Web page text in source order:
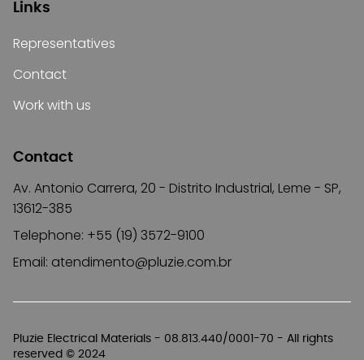
Pluzie Electrical Materials - 08.813.440/0001-70 - All rights
reserved © 2024
Links
Representatives
Contact
Work with us
Contact
Av. Antonio Carrera, 20 - Distrito Industrial, Leme - SP,
13612-385
Telephone: +55 (19) 3572-9100
Email: atendimento@pluzie.com.br